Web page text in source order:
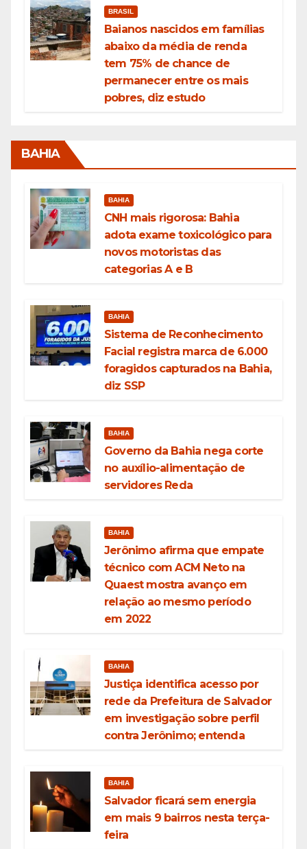
BRASIL
Baianos nascidos em famílias
abaixo da média de renda
tem 75% de chance de
permanecer entre os mais
pobres, diz estudo
BAHIA
BAHIA
CNH mais rigorosa: Bahia
adota exame toxicológico para
novos motoristas das
categorias A e B
BAHIA
Sistema de Reconhecimento
Facial registra marca de 6.000
foragidos capturados na Bahia,
diz SSP
BAHIA
Governo da Bahia nega corte
no auxílio-alimentação de
servidores Reda
BAHIA
Jerônimo afirma que empate
técnico com ACM Neto na
Quaest mostra avanço em
relação ao mesmo período
em 2022
BAHIA
Justiça identifica acesso por
rede da Prefeitura de Salvador
em investigação sobre perfil
contra Jerônimo; entenda
BAHIA
Salvador ficará sem energia
em mais 9 bairros nesta terça-
feira